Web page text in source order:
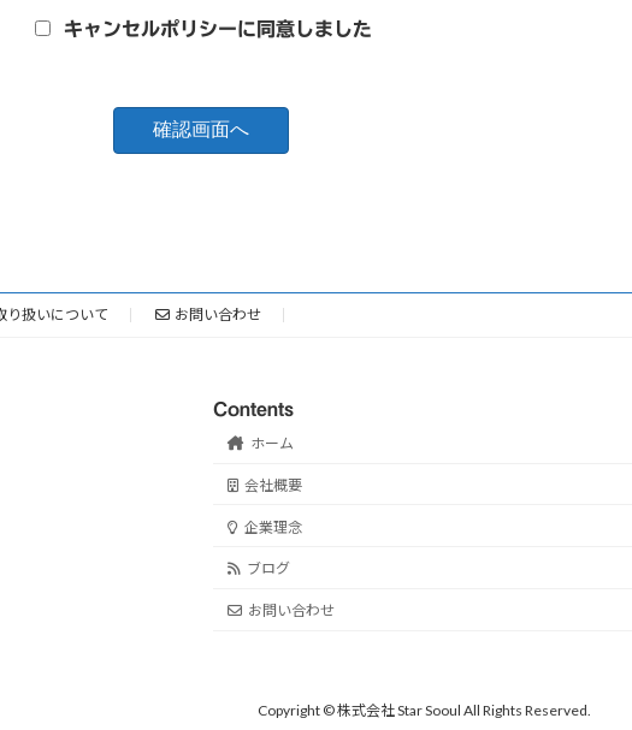
キャンセルポリシーに同意しました
り扱いについて お問い合わせ
Contents
ホーム
会社概要
企業理念
ブログ
お問い合わせ
Copyright © 株式会社 Star Sooul All Rights Reserved.